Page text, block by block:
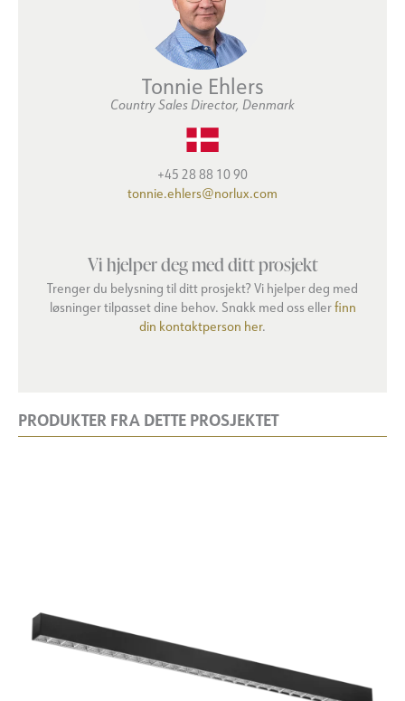
Tonnie Ehlers
Country Sales Director, Denmark
+45 28 88 10 90
tonnie.ehlers@norlux.com
Vi hjelper deg med ditt prosjekt
Trenger du belysning til ditt prosjekt? Vi hjelper deg med
løsninger tilpasset dine behov. Snakk med oss ellerfinn
din kontaktperson her.
PRODUKTER FRA DETTE PROSJEKTET